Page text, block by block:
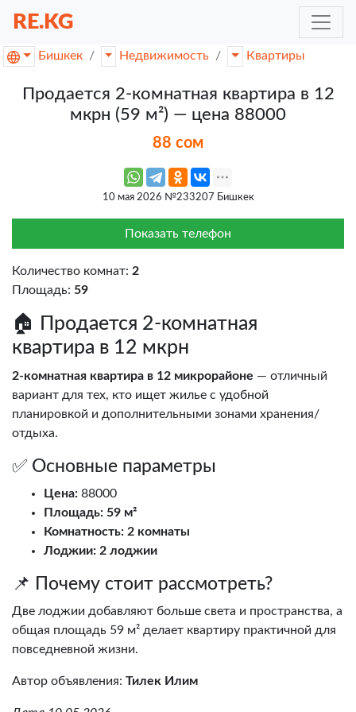
RE.KG
Бишкек Недвижимость Квартиры
Продается 2-комнатная квартира в 12
мкрн (59 м²) — цена 88000
88 сом
10 мая 2026 №233207 Бишкек
Показать телефон
Количество комнат: 2
Площадь: 59
🏠 Продается 2-комнатная
квартира в 12 мкрн
2-комнатная квартира в 12 микрорайоне — отличный
вариант для тех, кто ищет жилье с удобной
планировкой и дополнительными зонами хранения/
отдыха.
✅ Основные параметры
Цена: 88000
Площадь: 59 м²
Комнатность: 2 комнаты
Лоджии: 2 лоджии
📌 Почему стоит рассмотреть?
Две лоджии добавляют больше света и пространства, а
общая площадь 59 м² делает квартиру практичной для
повседневной жизни.
Автор объявления: Тилек Илим